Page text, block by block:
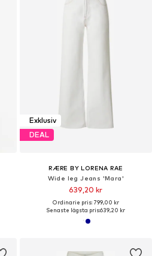
Exklusiv
DEAL
RÆRE BY LORENA RAE
Wide leg Jeans 'Mara'
639,20 kr
Ordinarie pris: 799,00 kr
Senaste lägsta pris:639,20 kr